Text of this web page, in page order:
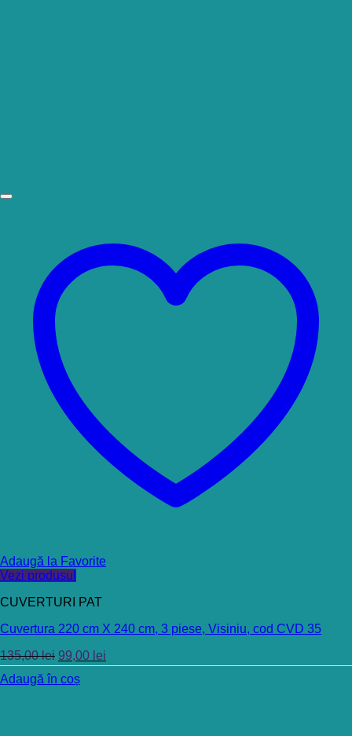
Adaugă la Favorite
Vezi produsul
CUVERTURI PAT
Cuvertura 220 cm X 240 cm, 3 piese, Visiniu, cod CVD 35
135,00lei 99,00 lei
Adaugă în coș